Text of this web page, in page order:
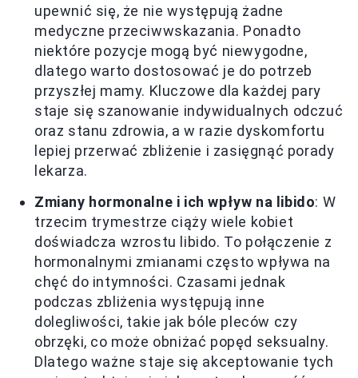
upewnić się, że nie występują żadne
medyczne przeciwwskazania. Ponadto
niektóre pozycje mogą być niewygodne,
dlatego warto dostosować je do potrzeb
przyszłej mamy. Kluczowe dla każdej pary
staje się szanowanie indywidualnych odczuć
oraz stanu zdrowia, a w razie dyskomfortu
lepiej przerwać zbliżenie i zasięgnąć porady
lekarza.
Zmiany hormonalne i ich wpływ na libido: W
trzecim trymestrze ciąży wiele kobiet
doświadcza wzrostu libido. To połączenie z
hormonalnymi zmianami często wpływa na
chęć do intymności. Czasami jednak
podczas zbliżenia występują inne
dolegliwości, takie jak bóle pleców czy
obrzęki, co może obniżać popęd seksualny.
Dlatego ważne staje się akceptowanie tych